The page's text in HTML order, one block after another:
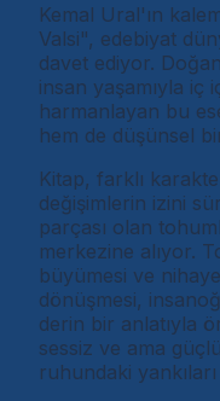
Kemal Ural'ın
Valsi", edebiyat
davet ediyor.
insan yaşamıyla iç
harmanlayan bu
hem de düşünsel
Kitap, farklı
değişimlerin izini
parçası olan
merkezine alıyor.
büyümesi ve
dönüşmesi,
derin bir anlatıyla
sessiz ve ama
ruhundaki